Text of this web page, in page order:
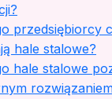
przedsiębiorcy
hale stalowe?
hale stalowe